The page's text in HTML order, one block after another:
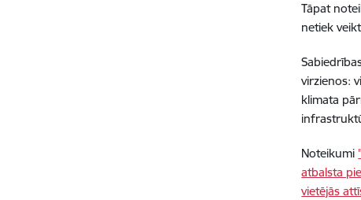
Tāpat
netiek
virzienos:
klimata
Noteikumi
atbalsta
vietējās